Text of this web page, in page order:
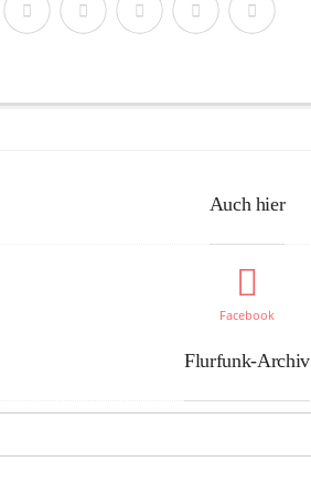
Auch hier
Facebook
Flurfunk-Archiv